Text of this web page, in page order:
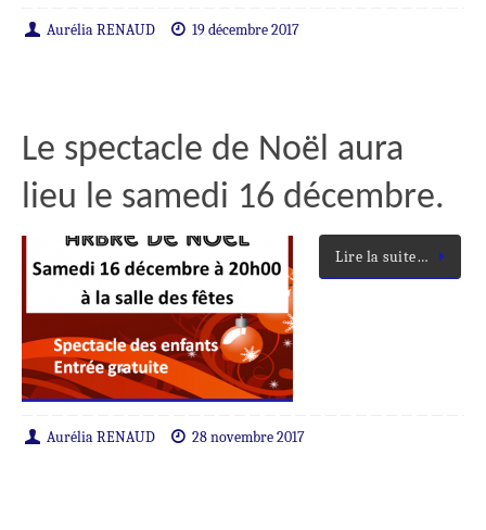
Aurélia RENAUD 19 décembre 2017
Le spectacle de Noël aura
lieu le samedi 16 décembre.
Lire la suite…
Aurélia RENAUD 28 novembre 2017